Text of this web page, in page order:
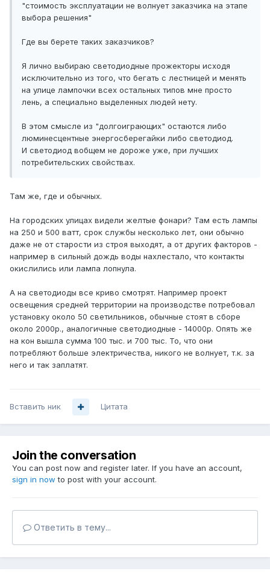
"стоимость эксплуатации не волнует заказчика на этапе
выбора решения"
Где вы берете таких заказчиков?
Я лично выбираю светодиодные прожекторы исходя
исключительно из того, что бегать с лестницей и менять
на улице лампочки всех остальных типов мне просто
лень, а специально выделенных людей нету.
В этом смысле из "долгоиграющих" остаются либо
люминесцентные энергосберегайки либо светодиод.
И светодиод вобщем не дороже уже, при лучших
потребительских свойствах.
Там же, где и обычных.
На городских улицах видели желтые фонари? Там есть лампы
на 250 и 500 ватт, срок службы несколько лет, они обычно
даже не от старости из строя выходят, а от других факторов -
например в сильный дождь воды нахлестало, что контакты
окислились или лампа лопнула.
А на светодиоды все криво смотрят. Например проект
освещения средней территории на производстве потребовал
установку около 50 светильников, обычные стоят в сборе
около 2000р., аналогичные светодиодные - 14000р. Опять же
на кон вышла сумма 100 тыс. и 700 тыс. То, что они
потребляют больше электричества, никого не волнует, т.к. за
него и так заплатят.
Вставить ник Цитата
Join the conversation
You can post now and register later. If you have an account,
sign in now to post with your account.
Ответить в тему...